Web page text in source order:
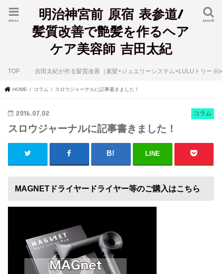
明治神宮前 原宿 表参道/
髪質改善で艶髪を作るヘア
ケア美容師 吉田太紀
search
menu
TOP 吉田太紀が作る髪質改善（素髪+ジュエリーシステム×LULUトリート
HOME コラム スロウジャーナルに記事書きました！
コラム
2016.07.02
スロウジャーナルに記事書きました！
LINE
MAGNETドライヤードライヤー等のご購入はこちら